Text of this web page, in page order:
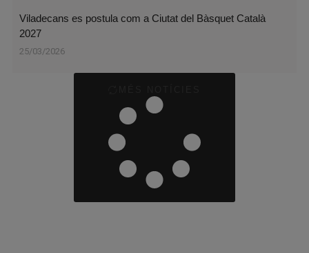
Viladecans es postula com a Ciutat del Bàsquet Català
2027
25/03/2026